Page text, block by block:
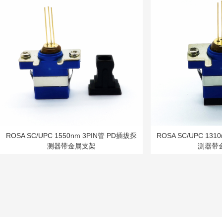
ROSA SC/UPC 1550nm 3PIN管 PD插拔探
测器带金属支架
ROSA SC/UPC
测器带